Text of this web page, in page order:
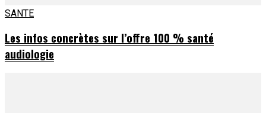
SANTE
Les infos concrètes sur l’offre 100 % santé
audiologie